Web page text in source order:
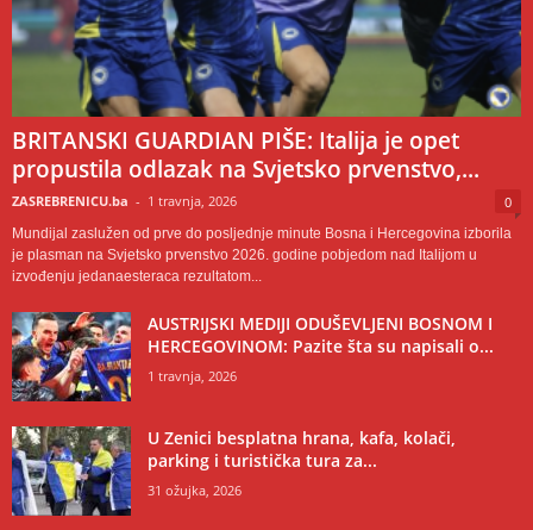
BRITANSKI GUARDIAN PIŠE: Italija je opet
propustila odlazak na Svjetsko prvenstvo,...
ZASREBRENICU.ba - 1 travnja, 2026 0
Mundijal zaslužen od prve do posljednje minute Bosna i Hercegovina izborila
je plasman na Svjetsko prvenstvo 2026. godine pobjedom nad Italijom u
izvođenju jedanaesteraca rezultatom...
AUSTRIJSKI MEDIJI ODUŠEVLJENI BOSNOM I
HERCEGOVINOM: Pazite šta su napisali o...
1 travnja, 2026
U Zenici besplatna hrana, kafa, kolači,
parking i turistička tura za...
31 ožujka, 2026